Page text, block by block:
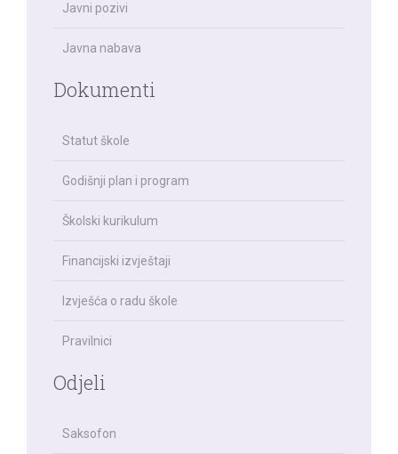
Javni pozivi
Javna nabava
Dokumenti
Statut škole
Godišnji plan i program
Školski kurikulum
Financijski izvještaji
Izvješća o radu škole
Pravilnici
Odjeli
Saksofon